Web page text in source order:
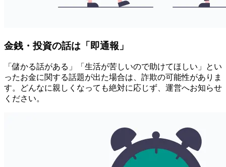
金銭・投資の話は「即通報」
「儲かる話がある」「生活が苦しいので助けてほしい」とい
ったお金に関する話題が出た場合は、詐欺の可能性がありま
す。どんなに親しくなっても絶対に応じず、運営へお知らせ
ください。